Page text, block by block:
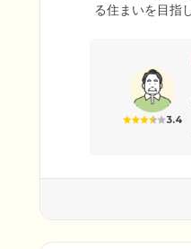
る住まいを目指
療的サポートが
3.4